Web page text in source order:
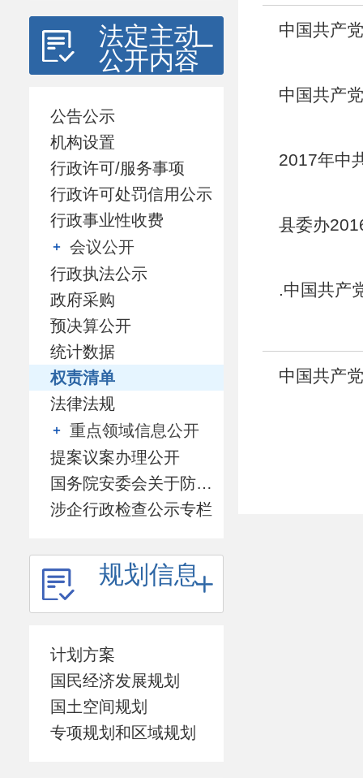
法定主动
公开内容
公告公示
机构设置
行政许可/服务事项
行政许可处罚信用公示
行政事业性收费
会议公开
行政执法公示
政府采购
预决算公开
统计数据
权责清单
法律法规
重点领域信息公开
提案议案办理公开
国务院安委会关于防范遏制矿山领域重特大生产安全事故的硬措施专栏
涉企行政检查公示专栏
规划信息
计划方案
国民经济发展规划
国土空间规划
专项规划和区域规划
中国共产
中国共产
2017年中
县委办
.中国共产
中国共产